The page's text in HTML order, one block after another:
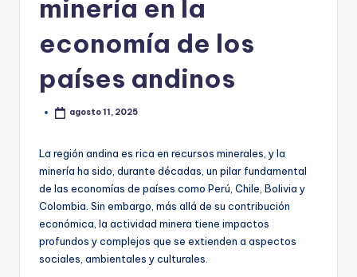
minería en la
economía de los
países andinos
agosto 11, 2025
La región andina es rica en recursos minerales, y la
minería ha sido, durante décadas, un pilar fundamental
de las economías de países como Perú, Chile, Bolivia y
Colombia. Sin embargo, más allá de su contribución
económica, la actividad minera tiene impactos
profundos y complejos que se extienden a aspectos
sociales, ambientales y culturales.